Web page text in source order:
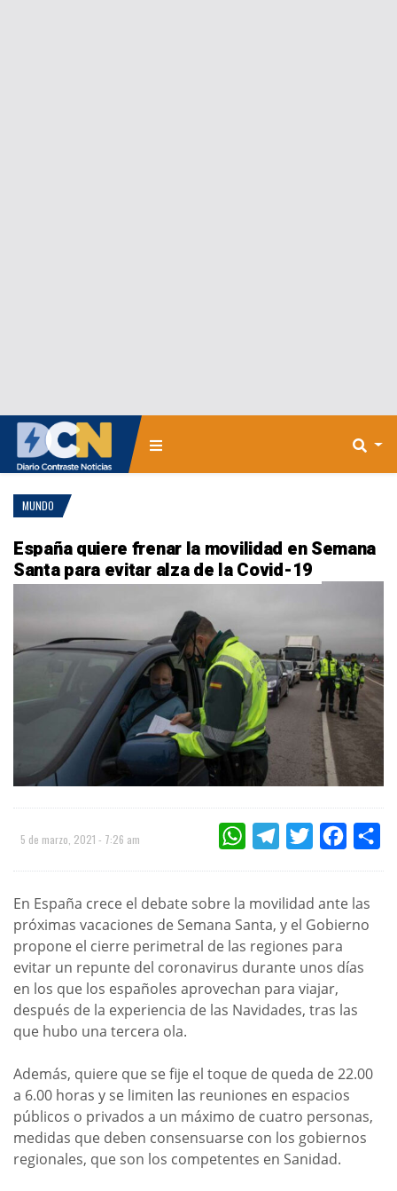
MUNDO
España quiere frenar la movilidad en Semana
Santa para evitar alza de la Covid-19
5 de marzo, 2021 - 7:26 am WHATSAPPTELEGRAMTWITTER
En España crece el debate sobre la movilidad ante las
próximas vacaciones de Semana Santa, y el Gobierno
propone el cierre perimetral de las regiones para
evitar un repunte del coronavirus durante unos días
en los que los españoles aprovechan para viajar,
después de la experiencia de las Navidades, tras las
que hubo una tercera ola.
Además, quiere que se fije el toque de queda de 22.00
a 6.00 horas y se limiten las reuniones en espacios
públicos o privados a un máximo de cuatro personas,
medidas que deben consensuarse con los gobiernos
regionales, que son los competentes en Sanidad.